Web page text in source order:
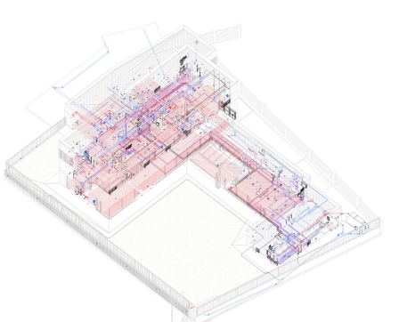
Также инженерный проект можно дополнить:
системой умного дома,
охранной сигнализацией,
системой пожаротушения и дымоудаления.
Все эти системы должны быть не просто «где-то там». Их
нужно интегрировать: увязать с архитектурой, с отделкой, с
интерьером и будущей эксплуатацией.